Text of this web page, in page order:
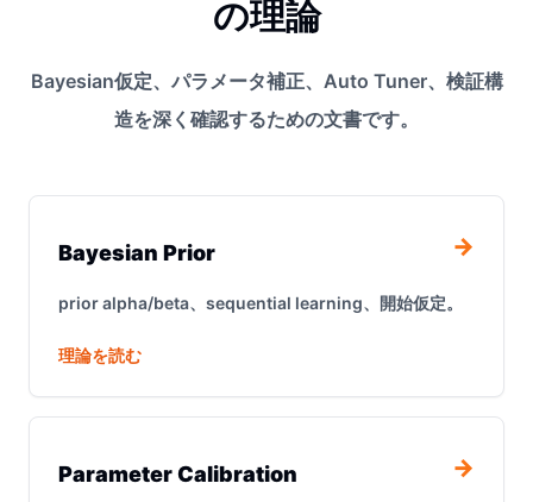
の理論
Bayesian仮定、パラメータ補正、Auto Tuner、検証構
造を深く確認するための文書です。
Bayesian Prior →
prior alpha/beta、sequential learning、開始仮定。
理論を読む
Parameter Calibration →